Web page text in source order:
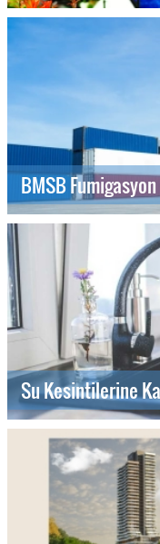
BMSB
Su Kesintilerine